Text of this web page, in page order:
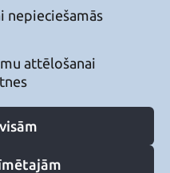
nepieciešamās
attēlošanai